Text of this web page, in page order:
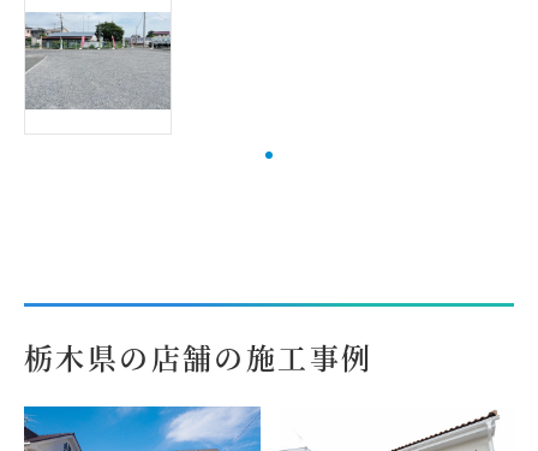
栃木県の店舗の施工事例